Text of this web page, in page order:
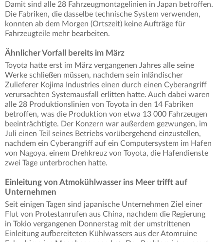
Damit sind alle 28 Fahrzeugmontagelinien in Japan betroffen.
Die Fabriken, die dasselbe technische System verwenden,
konnten ab dem Morgen (Ortszeit) keine Aufträge für
Fahrzeugteile mehr bearbeiten.
Ähnlicher Vorfall bereits im März
Toyota hatte erst im März vergangenen Jahres alle seine
Werke schließen müssen, nachdem sein inländischer
Zulieferer Kojima Industries einen durch einen Cyberangriff
verursachten Systemausfall erlitten hatte. Auch dabei waren
alle 28 Produktionslinien von Toyota in den 14 Fabriken
betroffen, was die Produktion von etwa 13 000 Fahrzeugen
beeinträchtigte. Der Konzern war außerdem gezwungen, im
Juli einen Teil seines Betriebs vorübergehend einzustellen,
nachdem ein Cyberangriff auf ein Computersystem im Hafen
von Nagoya, einem Drehkreuz von Toyota, die Hafendienste
zwei Tage unterbrochen hatte.
Einleitung von Atmokühlwasser ins Meer trifft auf
Unternehmen
Seit einigen Tagen sind japanische Unternehmen Ziel einer
Flut von Protestanrufen aus China, nachdem die Regierung
in Tokio vergangenen Donnerstag mit der umstrittenen
Einleitung aufbereiteten Kühlwassers aus der Atomruine